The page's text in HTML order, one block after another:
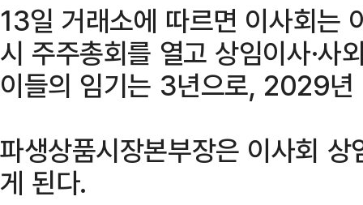
13일 거래소에 따르면 이사회는
시 주주총회를 열고 상임이사·사
이들의 임기는 3년으로, 2029
파생상품시장본부장은 이사회
게 된다.